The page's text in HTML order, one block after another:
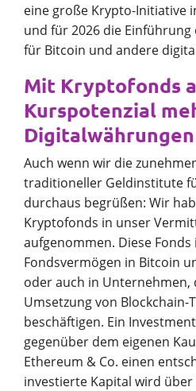
eine große Krypto-Initiative
und für 2026 die
für Bitcoin und andere
Mit Kryptofonds
Kurspotenzial
Auch wenn wir die
traditioneller Geldinstitute
durchaus begrüßen: Wir
Kryptofonds in unser
aufgenommen. Diese
Fondsvermögen in Bitcoin
oder auch in Unternehmen,
Umsetzung von Blockchain-
beschäftigen. Ein
gegenüber dem eigenen
Ethereum & Co. einen
investierte Kapital wird über